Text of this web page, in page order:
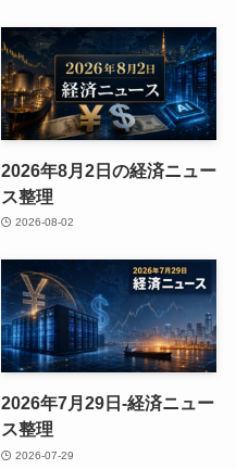
2026年8月2日の経済ニュー
ス整理
2026-08-02
2026年7月29日-経済ニュー
ス整理
2026-07-29